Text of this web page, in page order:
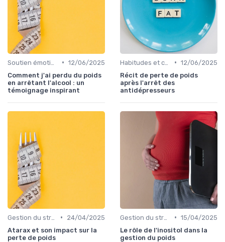
• 12/06/2025
Comment j'ai perdu du poids
en arrêtant l'alcool : un
témoignage inspirant
• 12/06/2025
Récit de perte de poids
après l'arrêt des
antidépresseurs
•
24/04/2025
Atarax et son impact sur la
perte de poids
• 15/04/2025
Le rôle de l'inositol dans la
gestion du poids